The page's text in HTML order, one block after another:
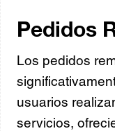
Pedidos
Los pedidos
usuarios
servicios,